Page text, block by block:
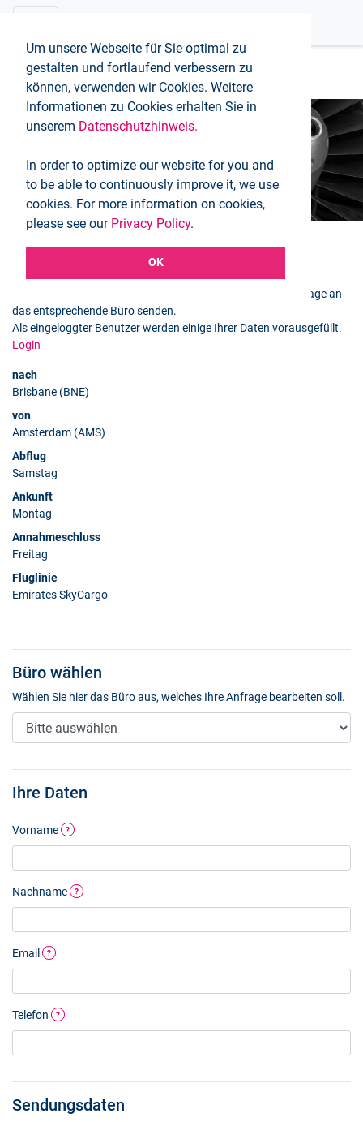
Um unsere Webseite für Sie optimal zu
gestalten und fortlaufend verbessern zu
können, verwenden wir Cookies. Weitere
Informationen zu Cookies erhalten Sie in
unserem Datenschutzhinweis.
In order to optimize our website for you and
to be able to continuously improve it, we use
cookies. For more information on cookies,
please see our Privacy Policy.
OK
Startseite Buchungsanfrage
Mit dem folgenden Formular können Sie eine Buchungsanfrage an
das entsprechende Büro senden.
Als eingeloggter Benutzer werden einige Ihrer Daten vorausgefüllt.
Login
nach
Brisbane (BNE)
von
Amsterdam (AMS)
Abflug
Samstag
Ankunft
Montag
Annahmeschluss
Freitag
Fluglinie
Emirates SkyCargo
Büro wählen
Wählen Sie hier das Büro aus, welches Ihre Anfrage bearbeiten soll.
Ihre Daten
Vorname ?
Nachname ?
Email ?
Telefon ?
Sendungsdaten